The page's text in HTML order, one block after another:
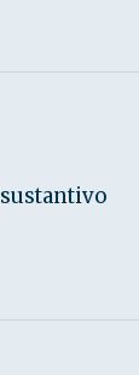
sustantivo